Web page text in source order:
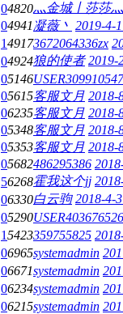
04820灬金城丨莎莎灬
04941凝薇丶 2019-4-
149173672064336zx
04924狼的使者 2019-
05146USER309910547
05615客服文月 2018-
06235客服文月 2018-
05348客服文月 2018-
05353客服文月 2018-
05682486295386
56268霍我这个jj
06330白云驹 2018-4-
05290USER403676526
15423359755825
06965systemadmin
06671systemadmin
06234systemadmin
06215systemadmin